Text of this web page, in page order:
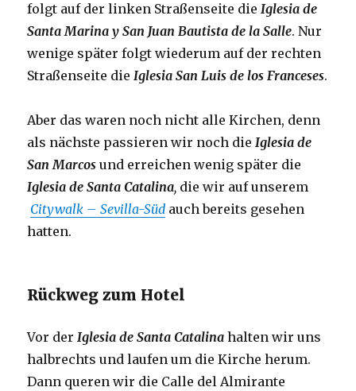
folgt auf der linken Straßenseite dieIglesia de
Santa Marina y San Juan Bautista de la Salle. Nur
wenige später folgt wiederum auf der rechten
Straßenseite dieIglesia San Luis de los Franceses.
Aber das waren noch nicht alle Kirchen, denn
als nächste passieren wir noch dieIglesia de
San Marcos und erreichen wenig später die
Iglesia de Santa Catalina, die wir auf unserem
Citywalk – Sevilla-Süd auch bereits gesehen
hatten.
Rückweg zum Hotel
Vor derIglesia de Santa Catalinahalten wir uns
halbrechts und laufen um die Kirche herum.
Dann queren wir die Calle del Almirante